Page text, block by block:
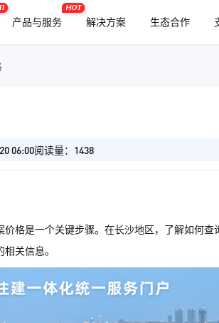
产品与服务
HOT
解决方案 生态合作
06:00阅读量：1438
格是一个关键步骤。在长沙地区，了解如何
关信息。